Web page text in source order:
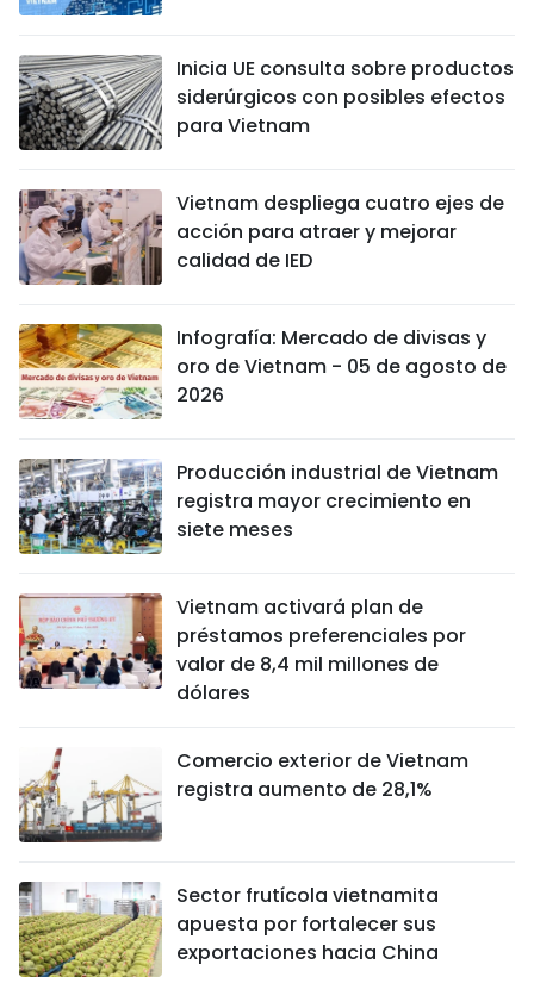
Inicia UE consulta sobre productos
siderúrgicos con posibles efectos
para Vietnam
Vietnam despliega cuatro ejes de
acción para atraer y mejorar
calidad de IED
Infografía: Mercado de divisas y
oro de Vietnam - 05 de agosto de
2026
Producción industrial de Vietnam
registra mayor crecimiento en
siete meses
Vietnam activará plan de
préstamos preferenciales por
valor de 8,4 mil millones de
dólares
Comercio exterior de Vietnam
registra aumento de 28,1%
Sector frutícola vietnamita
apuesta por fortalecer sus
exportaciones hacia China